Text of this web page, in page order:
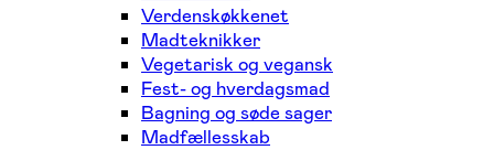
Verdenskøkkenet
Madteknikker
Vegetarisk og vegansk
Fest- og hverdagsmad
Bagning og søde sager
Madfællesskab